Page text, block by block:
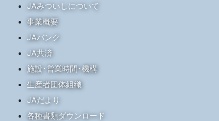
JAみついしについて
事業概要
JAバンク
JA共済
施設･営業時間･機構
生産者団体組織
JAだより
各種書類ダウンロード